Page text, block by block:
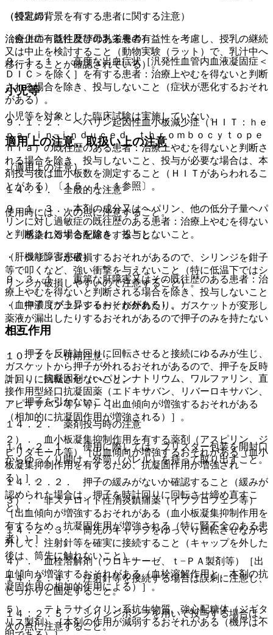
（授乳婦）
治療上の有益性及び母乳栄養の有益性を考慮し、授乳の継続
又は中止を検討すること（動物実験（ラット）で、乳汁中へ
移行することが確認されている）。
小児等
小児等を対象とした臨床試験は実施していない。
適用上の注意、取扱い上の注意
（適用上の注意）
１４．１． 全般的な注意
使用時には、次の点に注意すること。
・ 感染に対する配慮をすること。
・ シリンジが破損するおそれがあるので、シリンジを鉗子
等で叩くなど、強い衝撃を与えないこと（特に低温下ではシ
リンジが破損しやすいので注意すること）。
・ 押子（プランジャー）が外れたり、ガスケットが変形し
薬液が漏出したりするおそれがあるので押子のみを持たない
こと。
・ 押子を反時計回りに回転させると接続にゆるみが生じ、
ガスケットから押子が外れるおそれがあるので、押子を反時
計回りに回転させないこと。
・ 押子を引かないこと。
１４．２． 薬剤投与時の注意
１４．２．１． 使用に際しては、ブリスター包装を開封口
からゆっくり開け、外筒（バレル）を持って取り出すこと。
１４．２．２． 押子の緩みがないか確認すること（緩みが
認められた場合は、押子を時計回りに回転させ締め直すこ
と）。
１４．２．３． 筒先のキャップをゆっくり回転させながら
外して、注射針等を確実に接続すること（キャップを外した
後は、筒先に触れないこと）。
１４．２．４． 注射針等を接続する場合は誤刺に注意し、
しっかりと固定すること。
１４．２．５． シリンジポンプを用いて投与する場合は、
次の点に注意すること。
（特定の背景を有する患者に関する注意）
（合併症・既往歴等のある患者）
９．１．１． 高度な出血症状［汎発性血管内血液凝固症＜
ＤＩＣ＞を除く］を有する患者：治療上やむを得ないと判断
される場合を除き、投与しないこと（症状が悪化するおそれ
がある）。
９．１．２． ヘパリン起因性血小板減少症（ＨＩＴ：ｈｅ
ｐａｒｉｎ−ｉｎｄｕｃｅｄ ｔｈｒｏｍｂｏｃｙｔｏｐｅ
ｎｉａ）の既往歴のある患者：治療上やむを得ないと判断さ
れる場合を除き、投与しないこと、投与が必要な場合は、本
剤投与後は血小板数を測定すること（ＨＩＴがあらわれるこ
とがある）〔１５．１．１参照〕。
９．１．３． 本剤の成分又はヘパリン、他の低分子量ヘパ
リンに対し過敏症の既往歴のある患者：治療上やむを得ない
と判断される場合を除き、投与しないこと。
（肝機能障害患者）
９．３．１． 重篤な肝障害又はその既往歴のある患者：治
療上やむを得ないと判断される場合を除き、投与しないこと
（血中濃度が上昇するおそれがある）。
相互作用
１０．２． 併用注意：
１）． 抗凝固剤（ヘパリンナトリウム、ワルファリン、直
接作用型経口抗凝固薬（エドキサバン、リバーロキサバン、
アピキサバン等）等）［出血傾向が増強するおそれがある
（相加的に抗凝固作用が増強される）］。
２）． 血小板凝集抑制作用を有する薬剤（アスピリン、ジ
ピリダモール等）［出血傾向が増強するおそれがある（血小
板凝集抑制作用を有するため、抗凝固作用が増強され
る）］。
３）． 非ステロイド性消炎鎮痛薬（イブプロフェン等）
［出血傾向が増強するおそれがある（血小板凝集抑制作用を
有するため、抗凝固作用が増強される（特に腎不全のある患
者））］。
４）． 血栓溶解剤（ウロキナーゼ、ｔ−ＰＡ製剤等）［出
血傾向が増強するおそれがある（血栓溶解作用と、本剤の抗
凝固作用の相加的作用による）］。
５）． テトラサイクリン系抗生物質、強心配糖体（ジギタ
リス製剤）［本剤の作用が減弱するおそれがある（機序は不